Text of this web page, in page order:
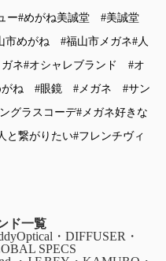
ー#めがね美誠堂
#美誠堂
市めがね #福山市メガネ#人
ネ#オシャレブランド
#オ
ね #眼鏡 #メガネ
#サン
グラスコーデ#メガネ好きな
と繋がりたい#フレンチヴィ
ド一覧
・DIFFUSER・
SPECS